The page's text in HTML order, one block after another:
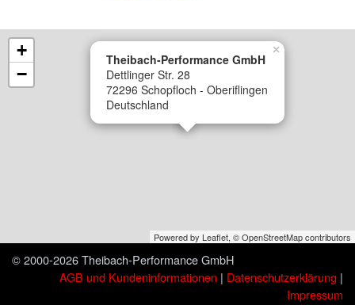
Theibach-Performance GmbH
Dettlinger Str. 28
72296 Schopfloch - Oberiflingen
Deutschland
×
+
−
Powered by Leaflet, © OpenStreetMap contributors
© 2000-2026 Theibach-Performance GmbH
AGB und Kundeninformationen | Datenschutzerklärung |
Impressum